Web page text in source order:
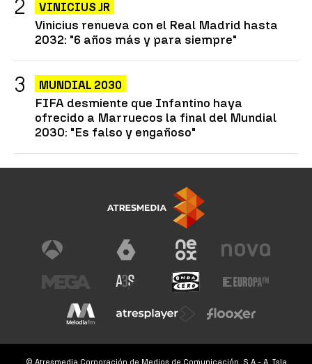
VINICIUS JR
Vinicius renueva con el Real Madrid hasta
2032: "6 años más y para siempre"
MUNDIAL 2030
FIFA desmiente que Infantino haya
ofrecido a Marruecos la final del Mundial
2030: "Es falso y engañoso"